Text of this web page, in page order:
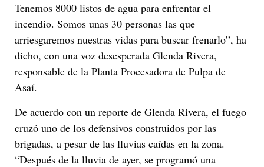
Tenemos 8000 listos de agua para enfrentar el
incendio. Somos unas 30 personas las que
arriesgaremos nuestras vidas para buscar frenarlo”, ha
dicho, con una voz desesperada Glenda Rivera,
responsable de la Planta Procesadora de Pulpa de
Asaí.
De acuerdo con un reporte de Glenda Rivera, el fuego
cruzó uno de los defensivos construidos por las
brigadas, a pesar de las lluvias caídas en la zona.
“Después de la lluvia de ayer, se programó una